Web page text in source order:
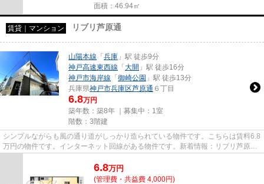
面積：46.94㎡
賃貸｜マンション リブリ芦原通
山陽本線 「 兵庫 」駅 徒歩9分
神戸高速東西線 「 大開 」駅 徒歩16分
神戸市海岸線 「 御崎公園 」駅 徒歩13分
兵庫県神戸市兵庫区芦原通 ６丁目
6.8万円
築年数：築8年 ｜募集中： 1室
階数：3階建
シンプルながらも風の通り道がしっかり造られている物件です。こちらは賃料6.8
万円の物件です。インターネット回線がある物件です。新着情報：リブリ芦原通
6.8万円
(管理費・共益費 4,000円)